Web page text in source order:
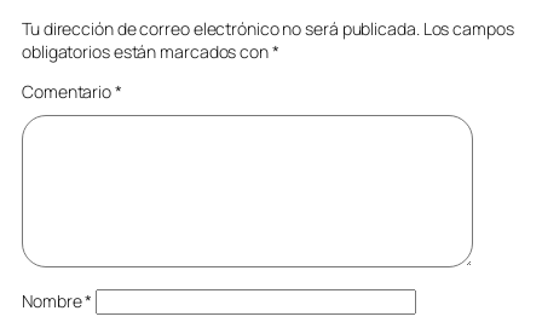
Tu dirección de correo electrónico no será publicada. Los campos
obligatorios están marcados con*
Comentario*
Nombre*